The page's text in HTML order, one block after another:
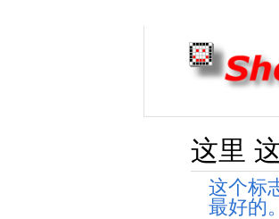
这里
这个标
最好的。